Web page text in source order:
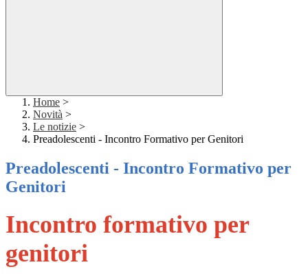
Home >
Novità >
Le notizie >
Preadolescenti - Incontro Formativo per Genitori
Preadolescenti - Incontro Formativo per
Genitori
Incontro formativo per
genitori